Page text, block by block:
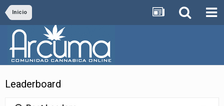
Inicio
Leaderboard